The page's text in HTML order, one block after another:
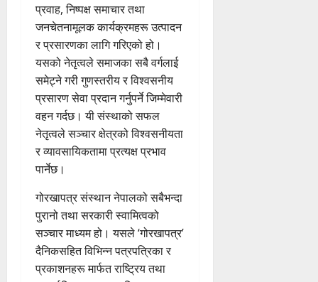
प्रवाह, निष्पक्ष समाचार तथा
जनचेतनामूलक कार्यक्रमहरू उत्पादन
र प्रसारणका लागि गरिएको हो।
यसको नेतृत्वले समाजका सबै वर्गलाई
समेट्ने गरी गुणस्तरीय र विश्वसनीय
प्रसारण सेवा प्रदान गर्नुपर्ने जिम्मेवारी
वहन गर्दछ। यी संस्थाको सफल
नेतृत्वले सञ्चार क्षेत्रको विश्वसनीयता
र व्यावसायिकतामा प्रत्यक्ष प्रभाव
पार्नेछ।
गोरखापत्र संस्थान नेपालको सबैभन्दा
पुरानो तथा सरकारी स्वामित्वको
सञ्चार माध्यम हो। यसले ‘गोरखापत्र’
दैनिकसहित विभिन्न पत्रपत्रिका र
प्रकाशनहरू मार्फत राष्ट्रिय तथा